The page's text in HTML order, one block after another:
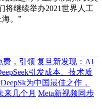
将继续举办2021世界人工
。”
费，引领 复旦新发现：AI
引发成本、技术质
为中国最佳之作，
来几个月 Meta新视频同步